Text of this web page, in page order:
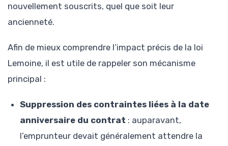
nouvellement souscrits, quel que soit leur
ancienneté.
Afin de mieux comprendre l’impact précis de la loi
Lemoine, il est utile de rappeler son mécanisme
principal :
Suppression des contraintes liées à la date
anniversaire du contrat : auparavant,
l’emprunteur devait généralement attendre la